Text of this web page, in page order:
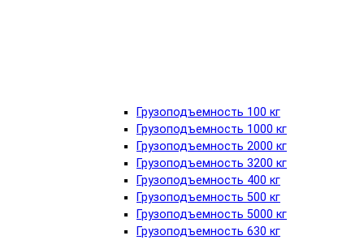
Грузоподъемность 100 кг
Грузоподъемность 1000 кг
Грузоподъемность 2000 кг
Грузоподъемность 3200 кг
Грузоподъемность 400 кг
Грузоподъемность 500 кг
Грузоподъемность 5000 кг
Грузоподъемность 630 кг